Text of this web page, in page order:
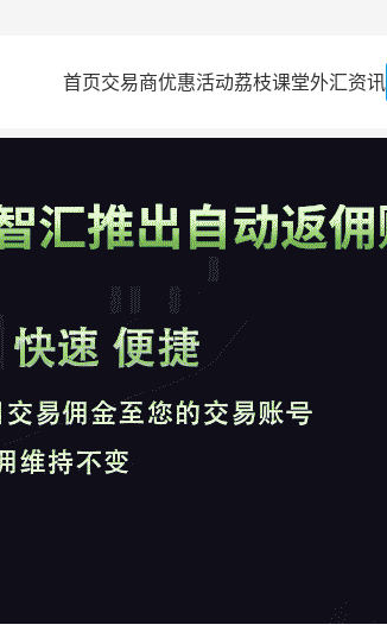
首页交易商优惠活动荔枝课堂外汇资讯